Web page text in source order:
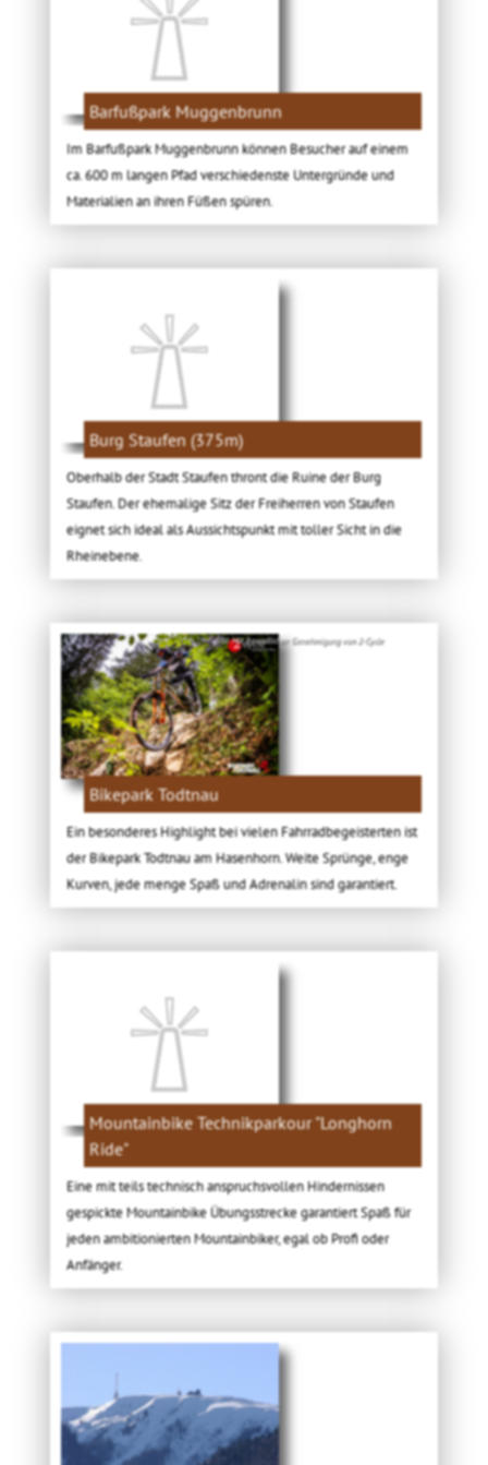
Barfußpark Muggenbrunn
Im Barfußpark Muggenbrunn können Besucher auf einem
ca. 600 m langen Pfad verschiedenste Untergründe und
Materialien an ihren Füßen spüren.
Burg Staufen (375m)
Oberhalb der Stadt Staufen thront die Ruine der Burg
Staufen. Der ehemalige Sitz der Freiherren von Staufen
eignet sich ideal als Aussichtspunkt mit toller Sicht in die
Rheinebene.
Bild: Mit freundlicher Genehmigung von 2-Cycle
Bikepark Todtnau
Ein besonderes Highlight bei vielen Fahrradbegeisterten ist
der Bikepark Todtnau am Hasenhorn. Weite Sprünge, enge
Kurven, jede menge Spaß und Adrenalin sind garantiert.
Mountainbike Technikparkour "Longhorn
Ride"
Eine mit teils technisch anspruchsvollen Hindernissen
gespickte Mountainbike Übungsstrecke garantiert Spaß für
jeden ambitionierten Mountainbiker, egal ob Profi oder
Anfänger.